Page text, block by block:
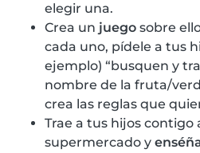
elegir una.
Crea un juego sobre
cada uno, pídele a tus
ejemplo) “busquen y
nombre de la fruta/
crea las reglas que
Trae a tus hijos contigo
supermercado y